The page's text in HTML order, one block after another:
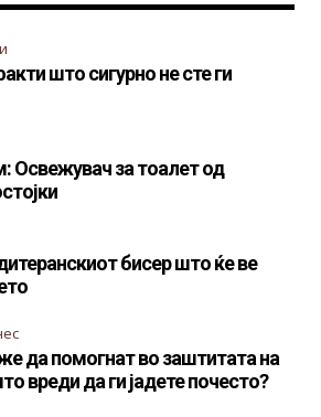
што сигурно не сте ги
Освежувач за тоалет од
бисер што ќе ве
да помогнат во заштитата на
вреди да ги јадете почесто?